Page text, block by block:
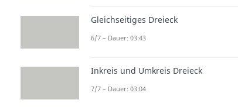
Gleichseitiges Dreieck
6/7 – Dauer: 03:43
Inkreis und Umkreis Dreieck
7/7 – Dauer: 03:04